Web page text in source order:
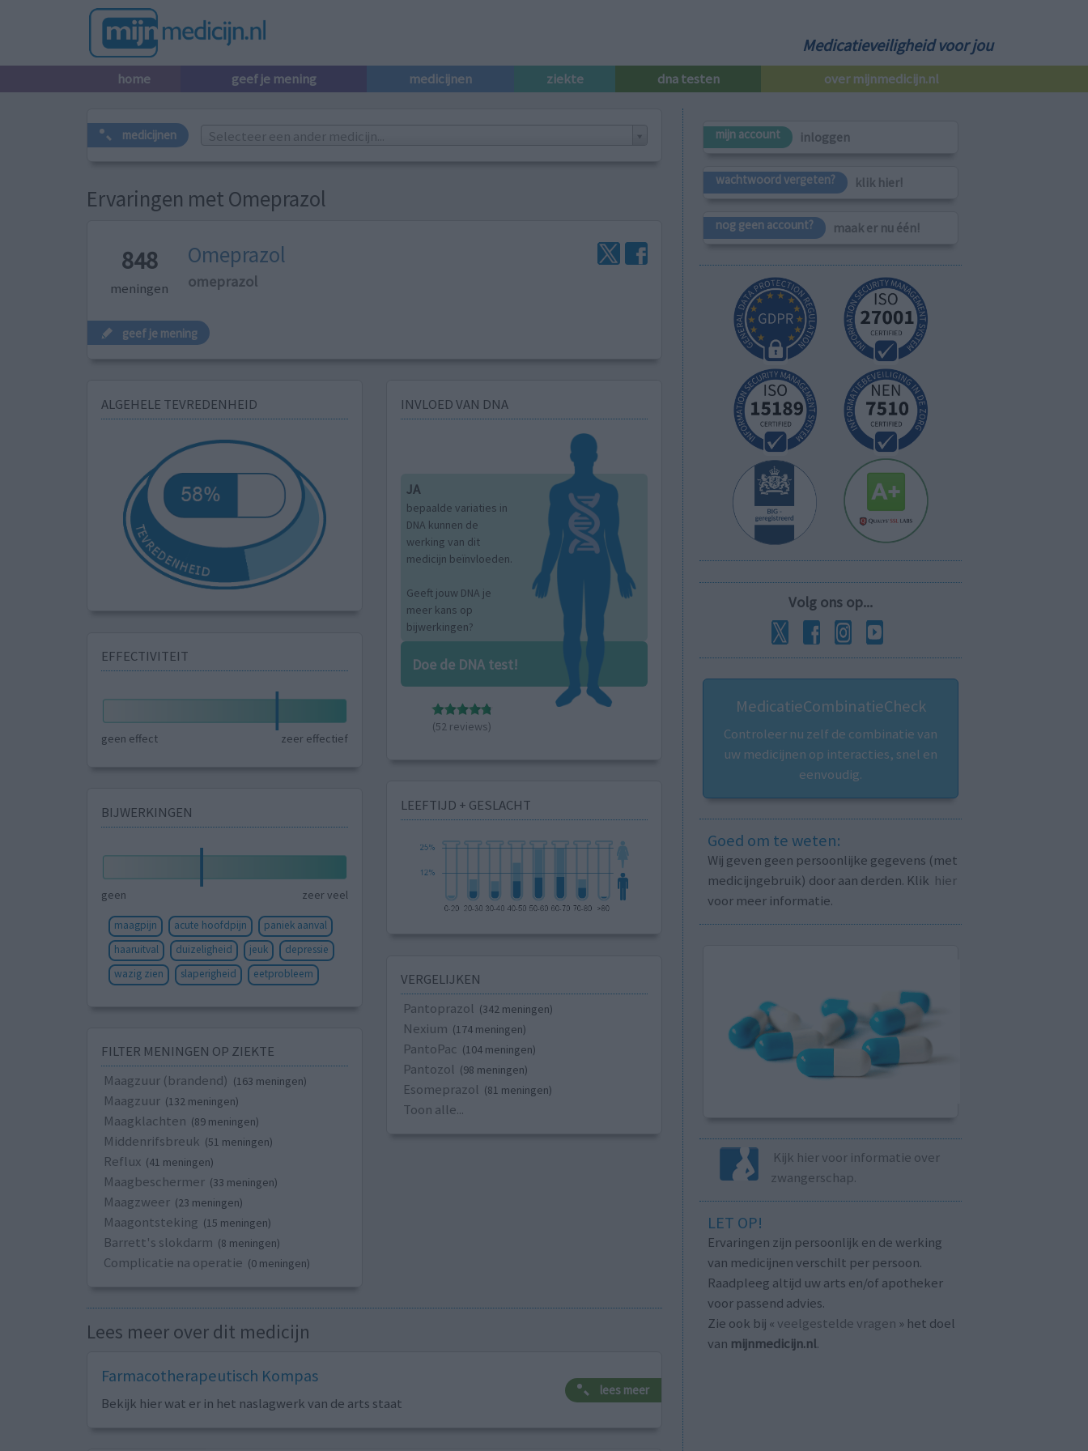
Medicatieveiligheid voor jou
home geef je mening medicijnen ziekte dna testen over mijnmedicijn.nl
medicijnen Selecteer een ander medicijn...
Ervaringen met Omeprazol
848
meningen
Omeprazol
omeprazol
geef je mening
ALGEHELE TEVREDENHEID
EFFECTIVITEIT
geen effect zeer effectief
BIJWERKINGEN
geen zeer veel
maagpijn acute hoofdpijn
paniek aanval
haaruitval
duizeligheid jeuk
depressie
wazig zien
slaperigheid eetprobleem
FILTER MENINGEN OP ZIEKTE
Maagzuur (brandend) (163 meningen)
Maagzuur (132 meningen)
Maagklachten (89 meningen)
Middenrifsbreuk (51 meningen)
Reflux (41 meningen)
Maagbeschermer (33 meningen)
Maagzweer (23 meningen)
Maagontsteking (15 meningen)
Barrett's slokdarm (8 meningen)
Complicatie na operatie (0 meningen)
INVLOED VAN DNA
JA
bepaalde variaties in
DNA kunnen de
werking van dit
medicijn beïnvloeden.
Geeft jouw DNA je
meer kans op
bijwerkingen?
Doe de DNA test!
(52 reviews)
LEEFTIJD + GESLACHT
VERGELIJKEN
Pantoprazol (342 meningen)
Nexium (174 meningen)
PantoPac (104 meningen)
Pantozol (98 meningen)
Esomeprazol (81 meningen)
Toon alle...
Lees meer over dit medicijn
Farmacotherapeutisch Kompas
Bekijk hier wat er in het naslagwerk van de arts staat
lees meer
mijn account inloggen
wachtwoord vergeten? klik hier!
nog geen account? maak er nu één!
Volg ons op...
MedicatieCombinatieCheck
Controleer nu zelf de combinatie van
uw medicijnen op interacties, snel en
eenvoudig.
Goed om te weten:
Wij geven geen persoonlijke gegevens (met
medicijngebruik) door aan derden. Klik hier
voor meer informatie.
Kijk hier voor informatie over
zwangerschap.
LET OP!
Ervaringen zijn persoonlijk en de werking
van medicijnen verschilt per persoon.
Raadpleeg altijd uw arts en/of apotheker
voor passend advies.
Zie ook bij « veelgestelde vragen » het doel
van mijnmedicijn.nl.